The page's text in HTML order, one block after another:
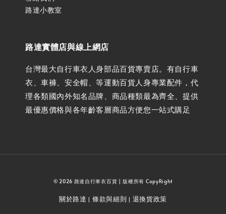
路達小教室
路達實體店與線上網店
台灣最大自行車衣人身部品百貨專賣店。有自行車
衣、車褲、安全帽、等運動百貨人身專業配件，代
理各類國內外知名品牌、商品種類最為齊全、提供
最優惠價格與各年齡客層商品方便您一站式購足
© 2026 路達自行車衣百貨 | 版權所有 CopyRight
關於路達 | 條款與細則 | 退換貨政策